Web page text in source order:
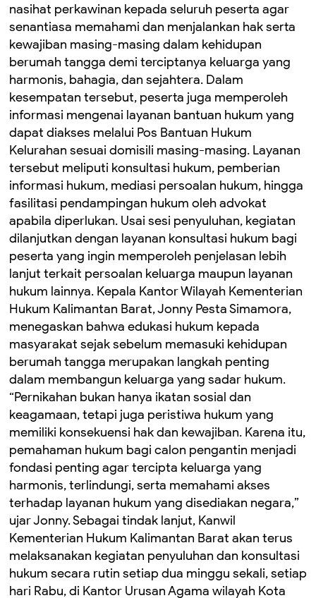
nasihat perkawinan kepada seluruh peserta agar
senantiasa memahami dan menjalankan hak serta
kewajiban masing-masing dalam kehidupan
berumah tangga demi terciptanya keluarga yang
harmonis, bahagia, dan sejahtera. Dalam
kesempatan tersebut, peserta juga memperoleh
informasi mengenai layanan bantuan hukum yang
dapat diakses melalui Pos Bantuan Hukum
Kelurahan sesuai domisili masing-masing. Layanan
tersebut meliputi konsultasi hukum, pemberian
informasi hukum, mediasi persoalan hukum, hingga
fasilitasi pendampingan hukum oleh advokat
apabila diperlukan. Usai sesi penyuluhan, kegiatan
dilanjutkan dengan layanan konsultasi hukum bagi
peserta yang ingin memperoleh penjelasan lebih
lanjut terkait persoalan keluarga maupun layanan
hukum lainnya. Kepala Kantor Wilayah Kementerian
Hukum Kalimantan Barat, Jonny Pesta Simamora,
menegaskan bahwa edukasi hukum kepada
masyarakat sejak sebelum memasuki kehidupan
berumah tangga merupakan langkah penting
dalam membangun keluarga yang sadar hukum.
“Pernikahan bukan hanya ikatan sosial dan
keagamaan, tetapi juga peristiwa hukum yang
memiliki konsekuensi hak dan kewajiban. Karena itu,
pemahaman hukum bagi calon pengantin menjadi
fondasi penting agar tercipta keluarga yang
harmonis, terlindungi, serta memahami akses
terhadap layanan hukum yang disediakan negara,”
ujar Jonny. Sebagai tindak lanjut, Kanwil
Kementerian Hukum Kalimantan Barat akan terus
melaksanakan kegiatan penyuluhan dan konsultasi
hukum secara rutin setiap dua minggu sekali, setiap
hari Rabu, di Kantor Urusan Agama wilayah Kota